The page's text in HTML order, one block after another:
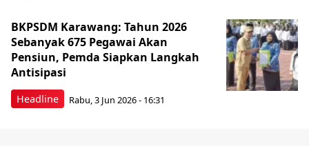
Headline
BKPSDM Karawang: Tahun 2026
Sebanyak 675 Pegawai Akan
Pensiun, Pemda Siapkan Langkah
Antisipasi
Rabu, 3 Jun 2026 - 16:31